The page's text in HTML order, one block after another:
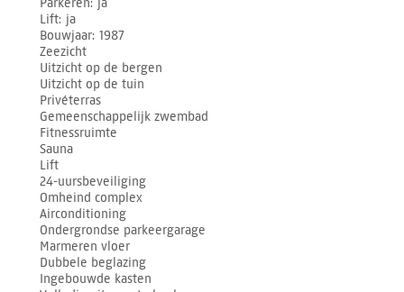
Lift ja
Bouwjaar 1987
Zeezicht
Uitzicht op de bergen
Uitzicht op de tuin
Privéterras
Gemeenschappelijk zwembad
Fitnessruimte
Sauna
Lift
24-uursbeveiliging
Omheind complex
Airconditioning
Ondergrondse parkeergarage
Marmeren vloer
Dubbele beglazing
Ingebouwde kasten